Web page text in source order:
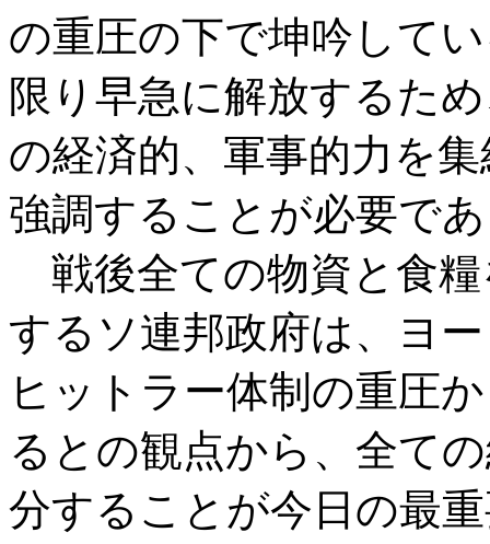
の重圧の下で坤吟して
限り早急に解放するた
の経済的、軍事的力を
強調することが必要で
戦後全ての物資と食
するソ連邦政府は、ヨ
ヒットラー体制の重圧
るとの観点から、全て
分することが今日の最